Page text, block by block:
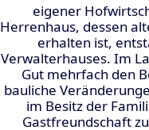
eigener
Herrenhaus, dessen
erhalten ist,
Verwalterhauses. Im
Gut mehrfach den
bauliche
im Besitz der
Gastfreundschaft